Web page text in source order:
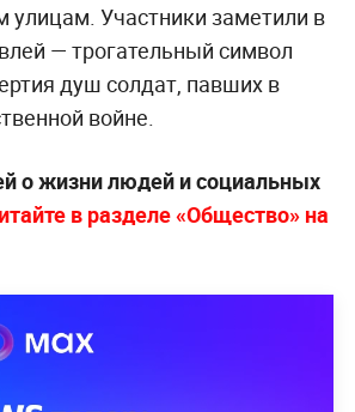
улицам. Участники заметили в
— трогательный символ
душ солдат, павших в
войне.
о жизни людей и социальных
в разделе «Общество» на